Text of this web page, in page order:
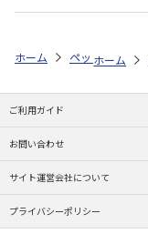
ホーム ペットストア
ホーム
ご利用ガイド
お問い合わせ
サイト運営会社について
プライバシーポリシー